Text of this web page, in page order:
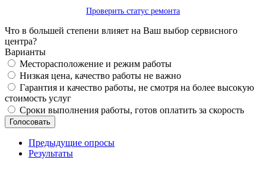
Проверить статус ремонта
Что в большей степени влияет на Ваш выбор сервисного
центра?
Варианты
Месторасположение и режим работы
Низкая цена, качество работы не важно
Гарантия и качество работы, не смотря на более высокую
стоимость услуг
Сроки выполнения работы, готов оплатить за скорость
Предыдущие опросы
Результаты